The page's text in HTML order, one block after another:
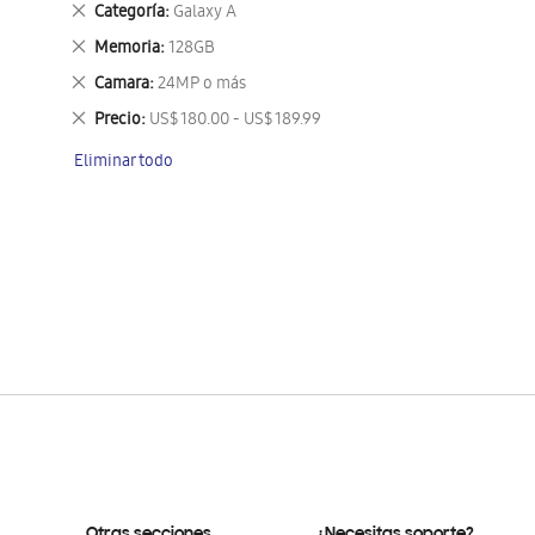
Categoría Galaxy A
Eliminar
este
artículo
Memoria 128GB
Eliminar
este
artículo
Camara 24MP o más
Eliminar
este
artículo
Precio US$ 180.00 - US$ 189.99
Eliminar
artículo
Eliminar todo